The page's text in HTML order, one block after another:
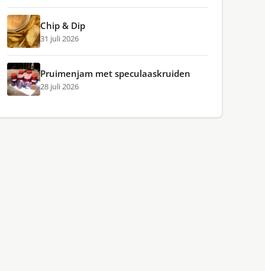
Chip & Dip
31 juli 2026
Pruimenjam met speculaaskruiden
28 juli 2026